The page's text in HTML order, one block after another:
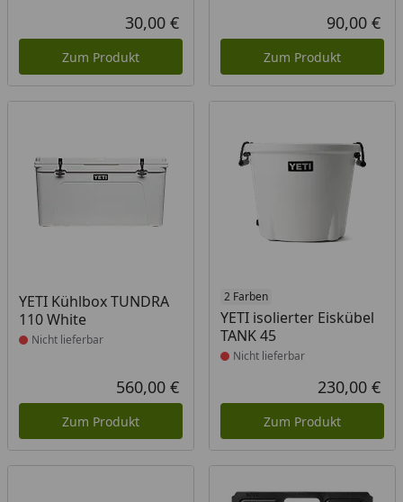
Aktueller Preis
30,00 €
Zum Produkt
90,00 €
Zum Produkt
YETI Kühlbox TUNDRA
110 White
Produkt nicht lieferbar
Nicht lieferbar
Aktueller Preis
560,00 €
Zum Produkt
2 Farben
YETI isolierter Eiskübel
TANK 45
Produkt nicht lieferbar
Nicht lieferbar
230,00 €
Zum Produkt